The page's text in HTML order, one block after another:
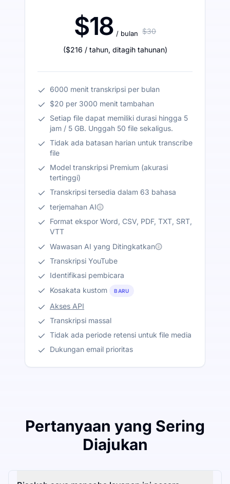
$18 / bulan $30
($216 / tahun, ditagih tahunan)
6000 menit transkripsi per bulan
$20 per 3000 menit tambahan
Setiap file dapat memiliki durasi hingga 5
jam / 5 GB. Unggah 50 file sekaligus.
Tidak ada batasan harian untuk transcribe
file
Model transkripsi Premium (akurasi
tertinggi)
Transkripsi tersedia dalam 63 bahasa
terjemahan AI
Format ekspor Word, CSV, PDF, TXT, SRT,
VTT
Wawasan AI yang Ditingkatkan
Transkripsi YouTube
Identifikasi pembicara
Kosakata kustom
BARU
Akses API
Transkripsi massal
Tidak ada periode retensi untuk file media
Dukungan email prioritas
Pertanyaan yang Sering
Diajukan